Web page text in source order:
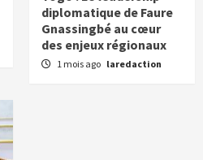
diplomatique de Faure
Gnassingbé au cœur
des enjeux régionaux
1 mois ago laredaction